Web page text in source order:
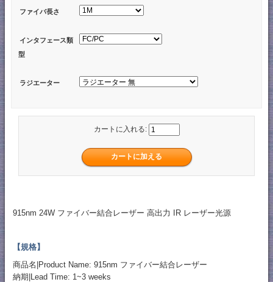
ファイバ長さ
インタフェース類
型
ラジエーター
カートに入れる:
915nm 24W ファイバー結合レーザー 高出力 IR レーザー光源
【規格】
商品名|Product Name: 915nm ファイバー結合レーザー
納期|Lead Time: 1~3 weeks